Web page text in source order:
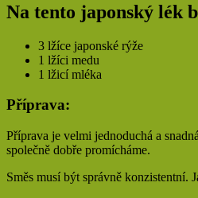
Na tento japonský lék
3 lžíce japonské rýže
1 lžíci medu
1 lžicí mléka
Příprava:
Příprava je velmi jednoduchá a
společně dobře promícháme.
Směs musí být správně konzistentní.